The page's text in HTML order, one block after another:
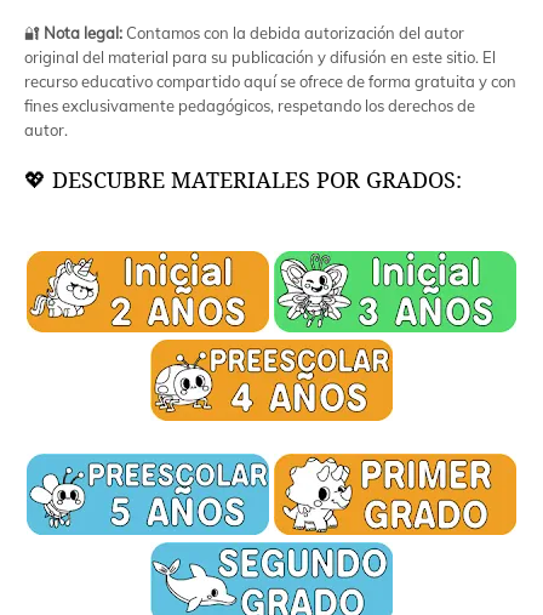
🔐 Nota legal:Contamos con la debida autorización del autor
original del material para su publicación y difusión en este sitio. El
recurso educativo compartido aquí se ofrece de forma gratuita y con
fines exclusivamente pedagógicos, respetando los derechos de
autor.
💖 DESCUBRE MATERIALES POR GRADOS: